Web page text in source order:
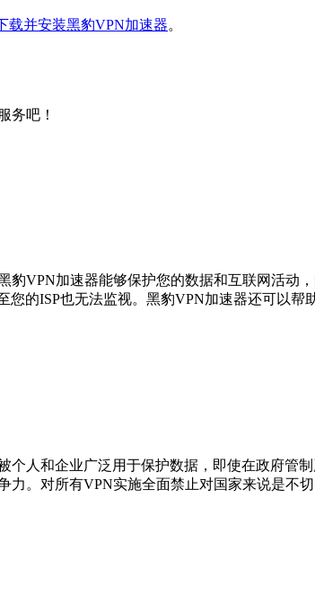
载并安装黑豹VPN加速器。
务吧！
豹VPN加速器能够保护您的数据和互联网活动
的ISP也无法监视。黑豹VPN加速器还可以帮
个人和企业广泛用于保护数据，即使在政府
力。对所有VPN实施全面禁止对国家来说是不